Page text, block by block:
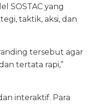
SOSTAC yang
taktik, aksi, dan
tersebut agar
tertata rapi,”
interaktif. Para